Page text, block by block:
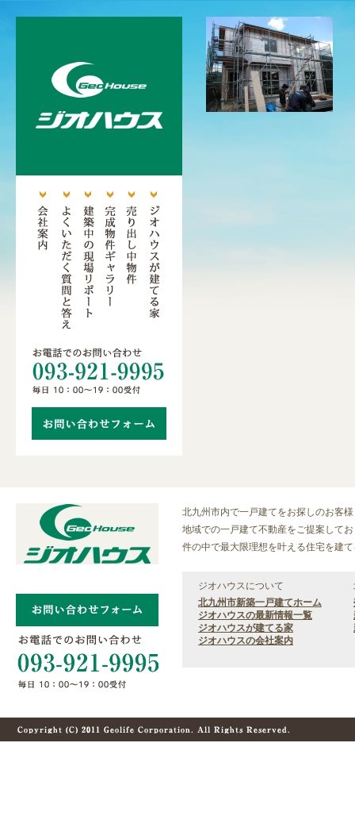
北九州市内で一戸建てをお探しのお客
地域での一戸建て不動産をご提案して
件の中で最大限理想を叶える住宅を建
ジオハウスについて
北九州市新築一戸建てホーム
ジオハウスの最新情報一覧
ジオハウスが建てる家
ジオハウスの会社案内